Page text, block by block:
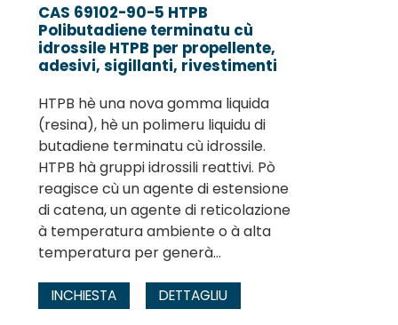
CAS 69102-90-5 HTPB
Polibutadiene terminatu cù
idrossile HTPB per propellente,
adesivi, sigillanti, rivestimenti
HTPB hè una nova gomma liquida
(resina), hè un polimeru liquidu di
butadiene terminatu cù idrossile.
HTPB hà gruppi idrossili reattivi. Pò
reagisce cù un agente di estensione
di catena, un agente di reticolazione
à temperatura ambiente o à alta
temperatura per generà...
INCHIESTA DETTAGLIU